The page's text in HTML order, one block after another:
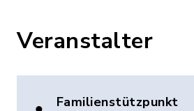
Veranstalter
Familienstützpunkt